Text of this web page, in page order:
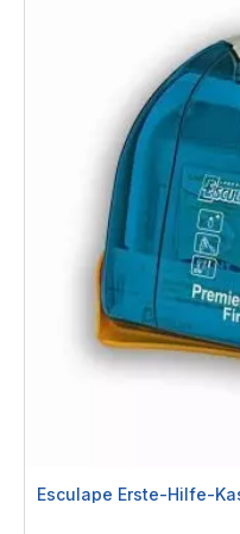
Esculape Erste-Hilfe-